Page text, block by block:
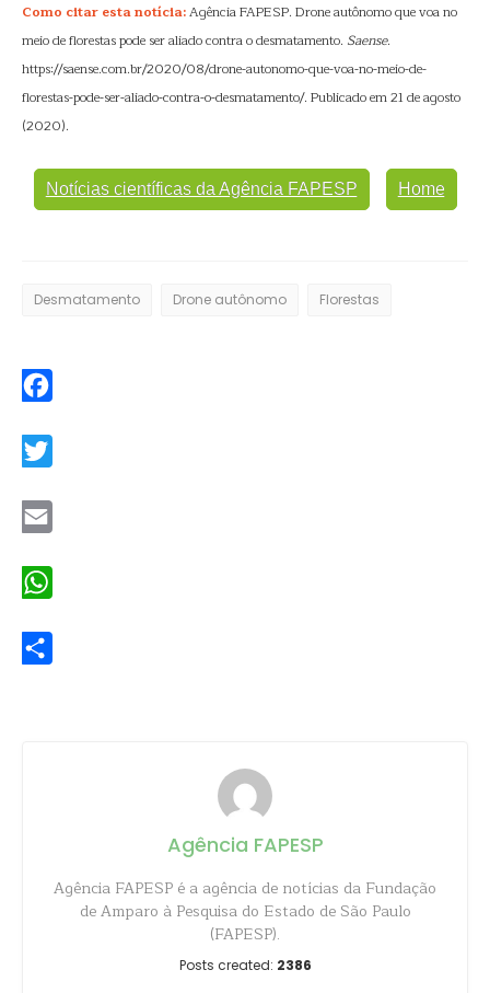
Como citar esta notícia:Agência FAPESP. Drone autônomo que voa no
meio de florestas pode ser aliado contra o desmatamento. Saense.
https://saense.com.br/2020/08/drone-autonomo-que-voa-no-meio-de-
florestas-pode-ser-aliado-contra-o-desmatamento/. Publicado em 21 de agosto
(2020).
Notícias científicas da Agência FAPESP Home
Desmatamento Drone autônomo Florestas
Agência FAPESP
Agência FAPESP é a agência de notícias da Fundação
de Amparo à Pesquisa do Estado de São Paulo
(FAPESP).
Posts created: 2386